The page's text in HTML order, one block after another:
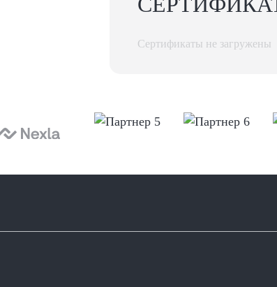
Сертификаты не загружены